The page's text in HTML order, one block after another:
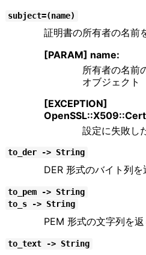
subject=(name)
証明書の所有者の名前
[PARAM] name:
所有者の名前
オブジェクト
[EXCEPTION]
設定に失敗し
to_der -> String
DER 形式のバイト列を
to_pem -> String
to_s -> String
PEM 形式の文字列を返
to_text -> String